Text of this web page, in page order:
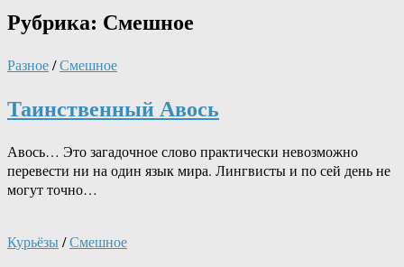
Рубрика: Смешное
Разное/Смешное
Таинственный Авось
Авось… Это загадочное слово практически невозможно
перевести ни на один язык мира. Лингвисты и по сей день не
могут точно…
Курьёзы/Смешное